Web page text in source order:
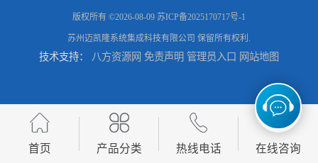
版权所有 ©2026-08-09 苏ICP备2025170717号-1
苏州迈凯隆系统集成科技有限公司 保留所有权利.
技术支持： 八方资源网 免责声明 管理员入口 网站地图
首页 产品分类 热线电话 在线咨询